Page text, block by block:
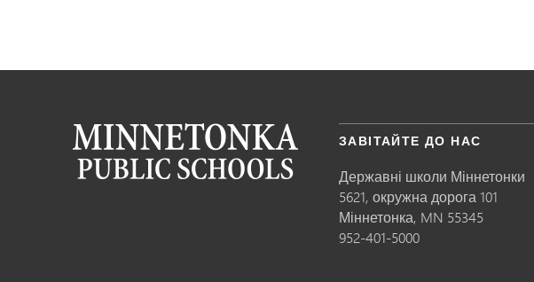
ЗАВІТАЙТЕ ДО НАС
Державні школи Міннетонки
5621, окружна дорога 101
Міннетонка, MN 55345
952-401-5000